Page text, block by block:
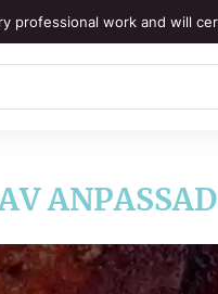
professional work and will
Dodgson•"Excellent